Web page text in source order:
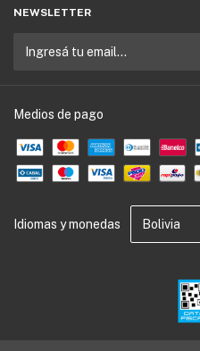
NEWSLETTER
Medios de pago
Idiomas y monedas